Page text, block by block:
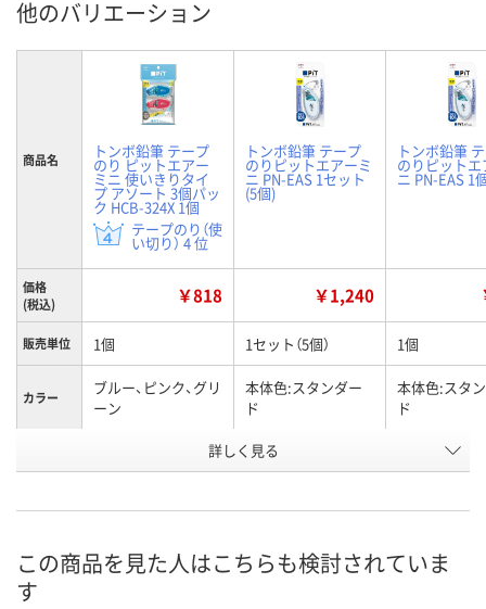
他のバリエーション
商品名 トンボ鉛筆 テープ
のり ピットエアー
ミニ 使いきりタイ
プ アソート 3個パッ
ク HCB-324X 1個
テープのり（使
い切り） 4 位
トンボ鉛筆 テープ
のりピットエアーミ
ニ PN-EAS 1セット
(5個)
トンボ鉛筆
のりピット
ニ PN-EAS 1
価格
(税込)
￥818 ￥1,240
販売単位 1個 1セット（5個） 1個
カラー
ブルー、ピンク、グリ
ーン
本体色:スタンダー
ド
本体色:スタ
ド
X374552 EJ99522
8月11日（火）
詳しく見る
この商品を見た人はこちらも検討されていま
す